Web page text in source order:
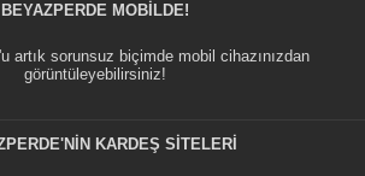
BEYAZPERDE MOBILDE!
artık sorunsuz biçimde mobil cihazınızdan
görüntüleyebilirsiniz!
KARDEŞ SİTELERİ